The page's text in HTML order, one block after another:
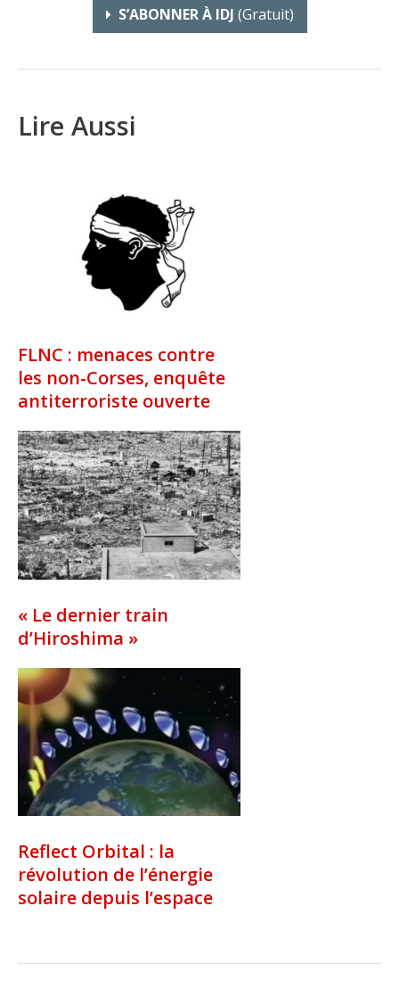
S’ABONNER À IDJ (gratuit)
Lire Aussi
FLNC : menaces contre
les non-Corses, enquête
antiterroriste ouverte
« Le dernier train
d’Hiroshima »
Reflect Orbital : la
révolution de l’énergie
solaire depuis l’espace